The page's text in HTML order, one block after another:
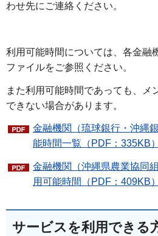
わせ先にご連絡ください。
利用可能時間については、各金融
ファイルをご参照ください。
また利用可能時間であっても、メ
できない場合があります。
金融機関（琉球銀行・沖縄
能時間一覧（PDF：335KB）
金融機関（沖縄県農業協同
用可能時間（PDF：409KB）
サービスを利用できる